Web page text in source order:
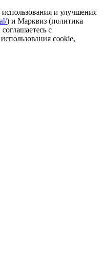
и улучшения
) и Марквиз (политика
с
cookie,